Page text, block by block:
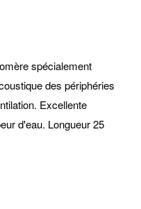
spécialement
des périphéries
Excellente
d'eau. Longueur 25